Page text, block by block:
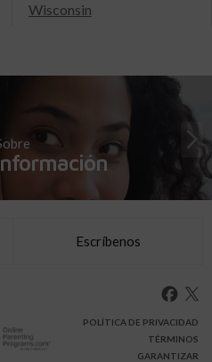
Wisconsin
Escríbenos
POLÍTICA DE PRIVACIDAD
TÉRMINOS
GARANTIZAR